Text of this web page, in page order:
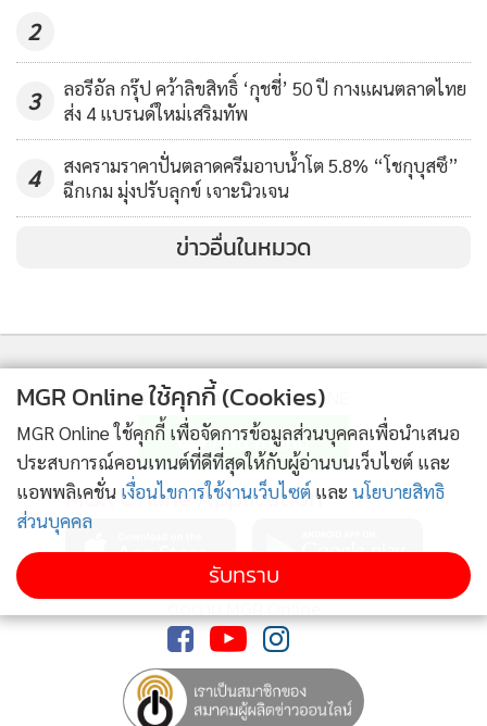
Ecosystem) เดินหน้ายกระดับประสบการณ์ทั้งออฟไลน์และ
แบบครบวงจร ด้วยกลยุทธ์การสื่อสารที่ตอบโจทย์ประสบการณ์
ซื้อในแต่ละช่องทาง พร้อมสิทธิประโยชน์และเซอร์ไพรส์พิเศษ
สำหรับสมาชิกแบบจัดเต็ม
5.ยกระดับแคมเปญ CRM เพื่อกระตุ้นการมีส่วนร่วมและเพิ่มการ
ซื้อซ้ำของผู้บริโภค ผ่านกิจกรรมลุ้นรางวัล ส่วนลด โปรโมชัน และ
สิทธิพิเศษสำหรับสมาชิกโดยเฉพาะ
“ปีหน้าซีเล็คยังคงตั้งเป้าเติบโตต่อเนื่อง ภายใต้ 3 แกนหลักขับ
เคลื่อน คือ การออกผลิตภัณฑ์ใหม่ เน้นสร้างจุดขายเกี่ยวกับ
2
3
ลอรีอัล กรุ๊ป คว้าลิขสิทธิ์ ‘กุชชี่’ 50 ปี กางแผนตลาดไทย
ส่ง 4 แบรนด์ใหม่เสริมทัพ
4
สงครามราคาปั่นตลาดครีมอาบน้ำโต 5.8% “โชกุบุสซึ”
ฉีกเกม มุ่งปรับลุกข์ เจาะนิวเจน
ข่าวอื่นในหมวด
ติดตามข่าวสารผ่านทาง LINE
MGR Online Application
ติดตาม MGR Online
MGR Online ใช้คุกกี้ (Cookies)
MGR Online ใช้คุกกี้ เพื่อจัดการข้อมูลส่วนบุคคลเพื่อนำเสนอ
ประสบการณ์คอนเทนต์ที่ดีที่สุดให้กับผู้อ่านบนเว็บไซต์ และ
แอพพลิเคชั่น เงื่อนไขการใช้งานเว็บไซต์ และ นโยบายสิทธิ
ส่วนบุคคล
รับทราบ